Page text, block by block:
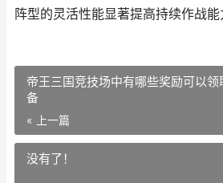
阵型的灵活性能显著提高持续作战能
帝王三国竞技场中有哪些奖励可以
备
« 上一篇
没有了！